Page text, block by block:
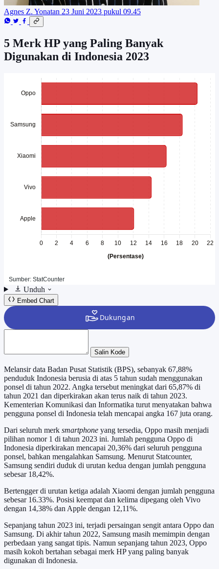
Agnes Z. Yonatan 23 Juni 2023 pukul 09.45
5 Merk HP yang Paling Banyak
Digunakan di Indonesia 2023
Unduh
Embed Chart
Salin Kode
Melansir data Badan Pusat Statistik (BPS), sebanyak 67,88%
penduduk Indonesia berusia di atas 5 tahun sudah menggunakan
ponsel di tahun 2022. Angka tersebut meningkat dari 65,87% di
tahun 2021 dan diperkirakan akan terus naik di tahun 2023.
Kementerian Komunikasi dan Informatika turut menyatakan bahwa
pengguna ponsel di Indonesia telah mencapai angka 167 juta orang.
Dari seluruh merk smartphone yang tersedia, Oppo masih menjadi
pilihan nomor 1 di tahun 2023 ini. Jumlah pengguna Oppo di
Indonesia diperkirakan mencapai 20,36% dari seluruh pengguna
ponsel, bahkan mengalahkan Samsung. Menurut Statcounter,
Samsung sendiri duduk di urutan kedua dengan jumlah pengguna
sebesar 18,42%.
Bertengger di urutan ketiga adalah Xiaomi dengan jumlah pengguna
sebesar 16.33%. Posisi keempat dan kelima dipegang oleh Vivo
dengan 14,38% dan Apple dengan 12,11%.
Sepanjang tahun 2023 ini, terjadi persaingan sengit antara Oppo dan
Samsung. Di akhir tahun 2022, Samsung masih memimpin dengan
perbedaan yang sangat tipis. Namun sepanjang tahun 2023, Oppo
masih kokoh bertahan sebagai merk HP yang paling banyak
digunakan di Indonesia.